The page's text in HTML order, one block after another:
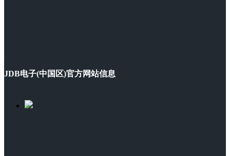
JDB电子(中国区)官方网站信息